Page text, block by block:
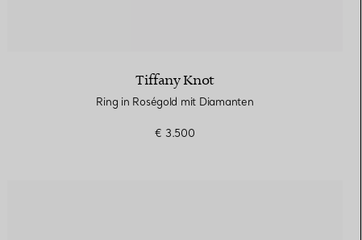
Tiffany Knot
Ring in Roségold mit Diamanten
€ 3.500